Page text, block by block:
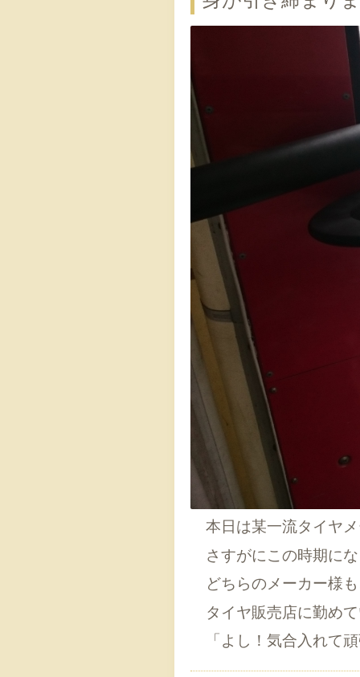
本日は某一流タイヤ
さすがにこの時期にな
どちらのメーカー様も
タイヤ販売店に勤めて
「よし！気合入れて頑